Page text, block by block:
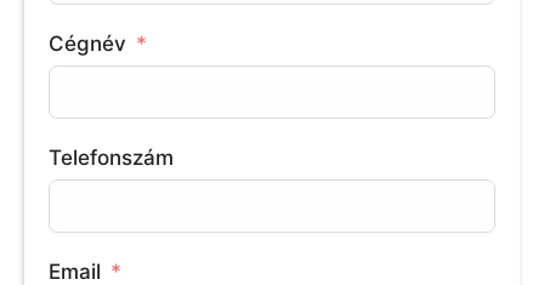
Cégnév
Telefonszám
Email